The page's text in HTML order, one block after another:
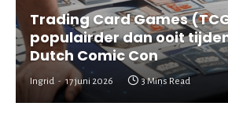
Trading Card Games
populairder dan ooit
Dutch Comic Con
Ingrid 17 juni 2026 3 Mins Read